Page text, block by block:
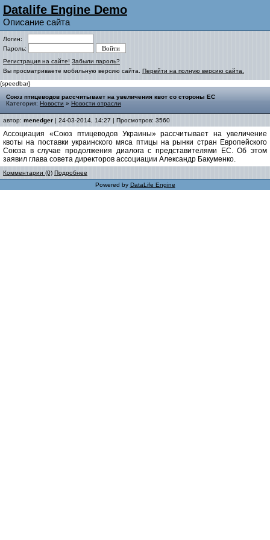
Datalife Engine Demo
Описание сайта
Логин:
Пароль:
Регистрация на сайте! Забыли пароль?
Вы просматриваете мобильную версию сайта. Перейти на полную версию сайта.
{speedbar}
Союз птицеводов рассчитывает на увеличения квот со стороны ЕС
Категория: Новости » Новости отрасли
автор: menedger | 24-03-2014, 14:27 | Просмотров: 3560
Ассоциация «Союз птицеводов Украины» рассчитывает на увеличение
квоты на поставки украинского мяса птицы на рынки стран Европейского
Союза в случае продолжения диалога с представителями ЕС. Об этом
заявил глава совета директоров ассоциации Александр Бакуменко.
Комментарии (0) Подробнее
Powered by DataLife Engine